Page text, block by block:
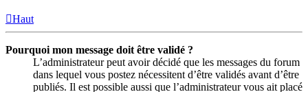
Haut
Pourquoi mon message doit être validé ?
L’administrateur peut avoir décidé que les messages du forum
dans lequel vous postez nécessitent d’être validés avant d’être
publiés. Il est possible aussi que l’administrateur vous ait placé